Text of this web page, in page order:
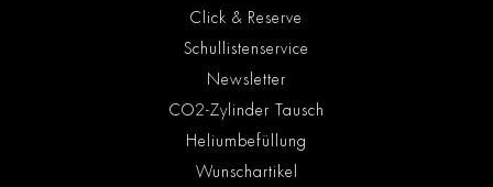
Click & Reserve
Schullistenservice
Newsletter
CO2-Zylinder Tausch
Heliumbefüllung
Wunschartikel